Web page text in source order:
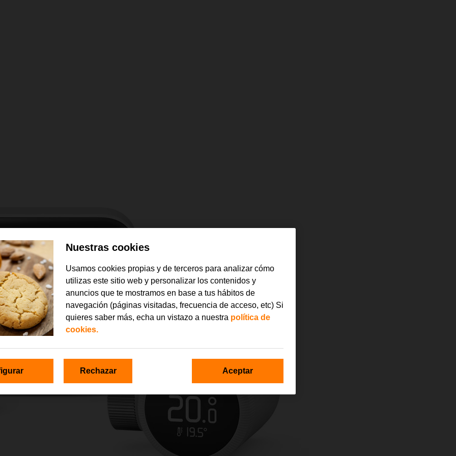
Nuestras cookies
Usamos cookies propias y de terceros para analizar cómo
utilizas este sitio web y personalizar los contenidos y
anuncios que te mostramos en base a tus hábitos de
navegación (páginas visitadas, frecuencia de acceso, etc) Si
quieres saber más, echa un vistazo a nuestra política de
cookies.
Rechazar Aceptar